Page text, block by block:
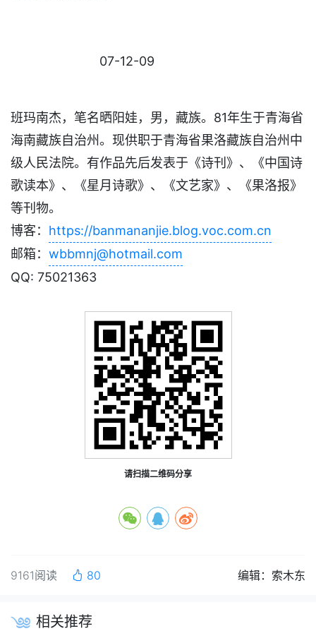
07-12-09
班玛南杰，笔名晒阳娃，男，藏族。81年生于青海省
海南藏族自治州。现供职于青海省果洛藏族自治州中
级人民法院。有作品先后发表于《诗刊》、《中国诗
歌读本》、《星月诗歌》、《文艺家》、《果洛报》
等刊物。
博客： https://banmananjie.blog.voc.com.cn
邮箱： wbbmnj@hotmail.com
QQ: 75021363
请扫描二维码分享
9161阅读 80 编辑：索木东
相关推荐